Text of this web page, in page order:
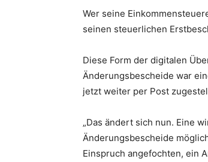
Wer seine
seinen steuerlichen
Diese Form der digitalen
Änderungsbescheide war
jetzt weiter per Post
„Das ändert sich nun. Eine
Änderungsbescheide
Einspruch angefochten, ein